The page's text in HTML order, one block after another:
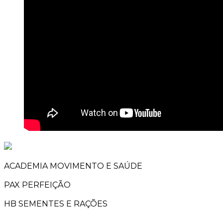
ACADEMIA MOVIMENTO E SAÚDE
PAX PERFEIÇÃO
HB SEMENTES E RAÇÕES